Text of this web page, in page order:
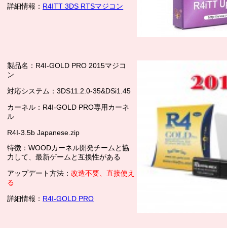
詳細情報： R4ITT 3DS RTSマジコン
製品名：R4I-GOLD PRO 2015マジコ
ン
対応システム：3DS11.2.0-35&DSi1.45
カーネル：R4I-GOLD PRO専用カーネ
ル
R4I-3.5b Japanese.zip
特徴：WOODカーネル開発チームと協
力して、最新ゲームと互換性がある
アップデート方法：改造不要、直接使え
る
詳細情報： R4I-GOLD PRO